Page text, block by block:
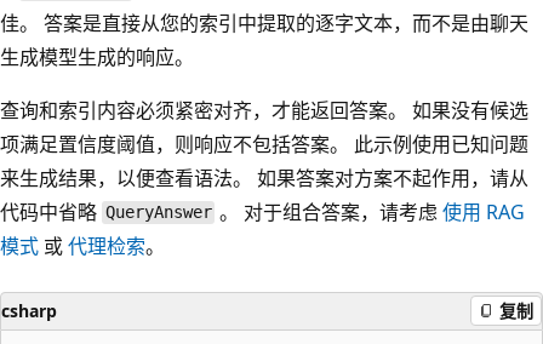
佳。 答案是直接从您的索引中提取的逐字文本，而不是由聊天
生成模型生成的响应。
查询和索引内容必须紧密对齐，才能返回答案。 如果没有候选
项满足置信度阈值，则响应不包括答案。 此示例使用已知问题
来生成结果，以便查看语法。 如果答案对方案不起作用，请从
代码中省略 QueryAnswer 。 对于组合答案，请考虑使用 RAG
模式 或代理检索。
csharp 复制